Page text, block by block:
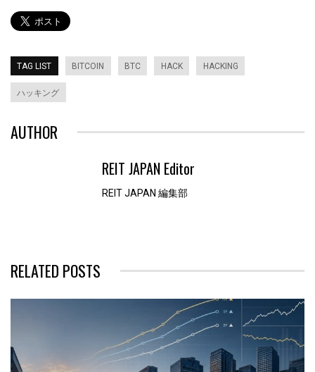
TAG LIST BITCOIN BTC HACK HACKING
ハッキング
AUTHOR
REIT JAPAN Editor
REIT JAPAN 編集部
RELATED POSTS